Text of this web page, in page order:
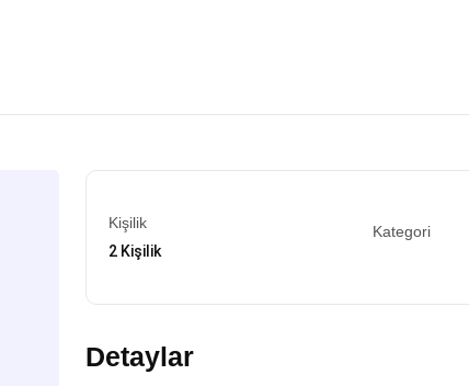
Kişilik
2 Kişilik
Kategori
Detaylar